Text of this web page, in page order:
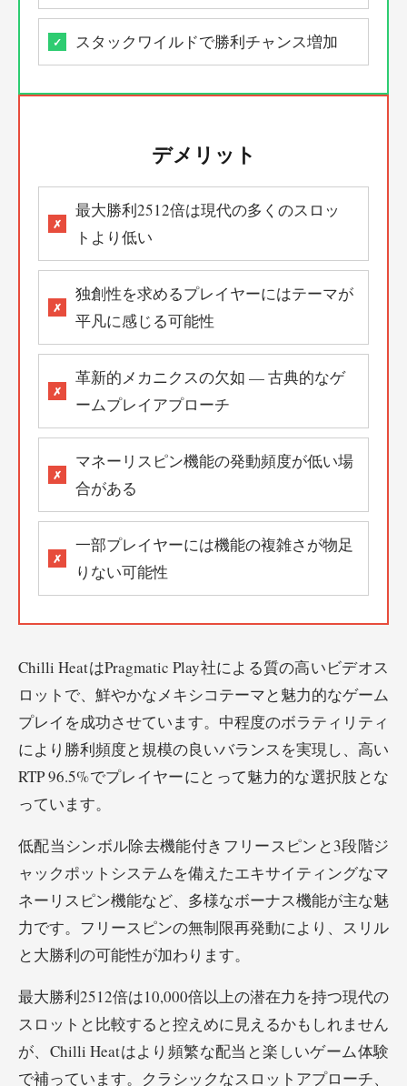
スタックワイルドで勝利チャンス増加
デメリット
最大勝利2512倍は現代の多くのスロッ
トより低い
独創性を求めるプレイヤーにはテーマが
平凡に感じる可能性
革新的メカニクスの欠如 — 古典的なゲ
ームプレイアプローチ
マネーリスピン機能の発動頻度が低い場
合がある
一部プレイヤーには機能の複雑さが物足
りない可能性
Chilli HeatはPragmatic Play社による質の高いビデオス
ロットで、鮮やかなメキシコテーマと魅力的なゲーム
プレイを成功させています。中程度のボラティリティ
により勝利頻度と規模の良いバランスを実現し、高い
RTP 96.5%でプレイヤーにとって魅力的な選択肢とな
っています。
低配当シンボル除去機能付きフリースピンと3段階ジ
ャックポットシステムを備えたエキサイティングなマ
ネーリスピン機能など、多様なボーナス機能が主な魅
力です。フリースピンの無制限再発動により、スリル
と大勝利の可能性が加わります。
最大勝利2512倍は10,000倍以上の潜在力を持つ現代の
スロットと比較すると控えめに見えるかもしれません
が、Chilli Heatはより頻繁な配当と楽しいゲーム体験
で補っています。クラシックなスロットアプローチ、